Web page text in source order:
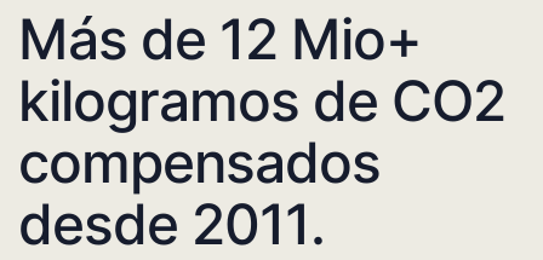
Más de 12 Mio+
kilogramos de CO2
compensados
desde 2011.